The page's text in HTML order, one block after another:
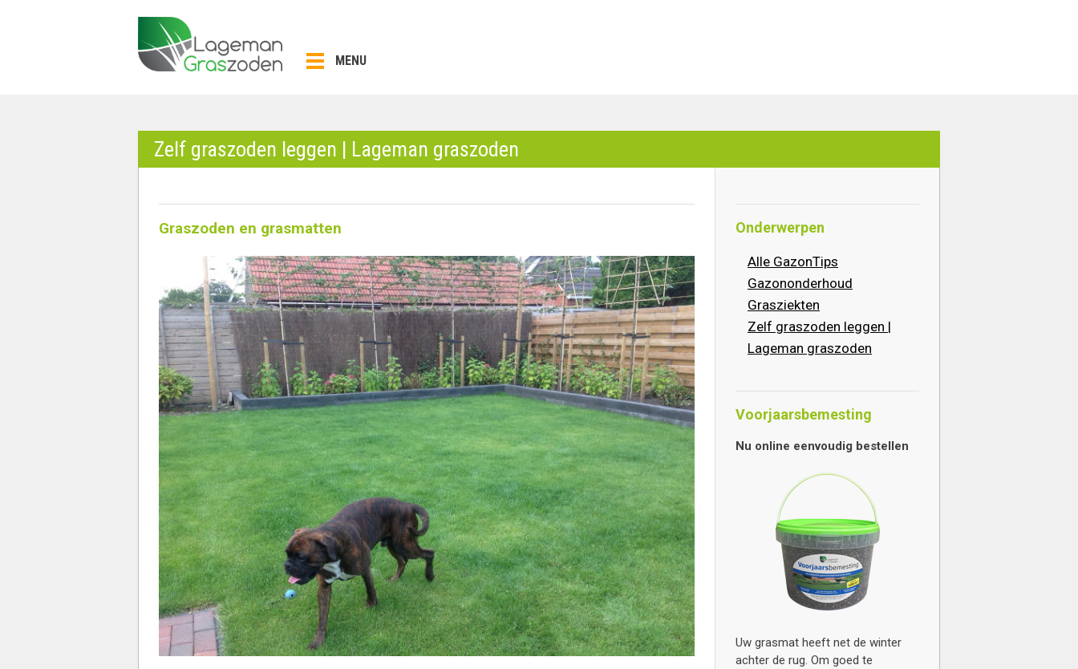
MENU
Zelf graszoden leggen | Lageman graszoden
Graszoden en grasmatten Onderwerpen
Alle GazonTips
Gazononderhoud
Grasziekten
Zelf graszoden leggen |
Lageman graszoden
Voorjaarsbemesting
Nu online eenvoudig bestellen
Uw grasmat heeft net de winter
achter de rug. Om goed te